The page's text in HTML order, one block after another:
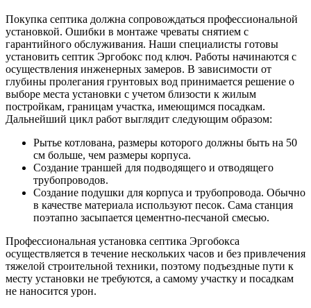
Покупка септика должна сопровождаться профессиональной
установкой. Ошибки в монтаже чреваты снятием с
гарантийного обслуживания. Наши специалисты готовы
установить септик Эргобокс под ключ. Работы начинаются с
осуществления инженерных замеров. В зависимости от
глубины пролегания грунтовых вод принимается решение о
выборе места установки с учетом близости к жилым
постройкам, границам участка, имеющимся посадкам.
Дальнейший цикл работ выглядит следующим образом:
Рытье котлована, размеры которого должны быть на 50
см больше, чем размеры корпуса.
Создание траншей для подводящего и отводящего
трубопроводов.
Создание подушки для корпуса и трубопровода. Обычно
в качестве материала используют песок. Сама станция
поэтапно засыпается цементно-песчаной смесью.
Профессиональная установка септика Эргобокса
осуществляется в течение нескольких часов и без привлечения
тяжелой строительной техники, поэтому подъездные пути к
месту установки не требуются, а самому участку и посадкам
не наносится урон.